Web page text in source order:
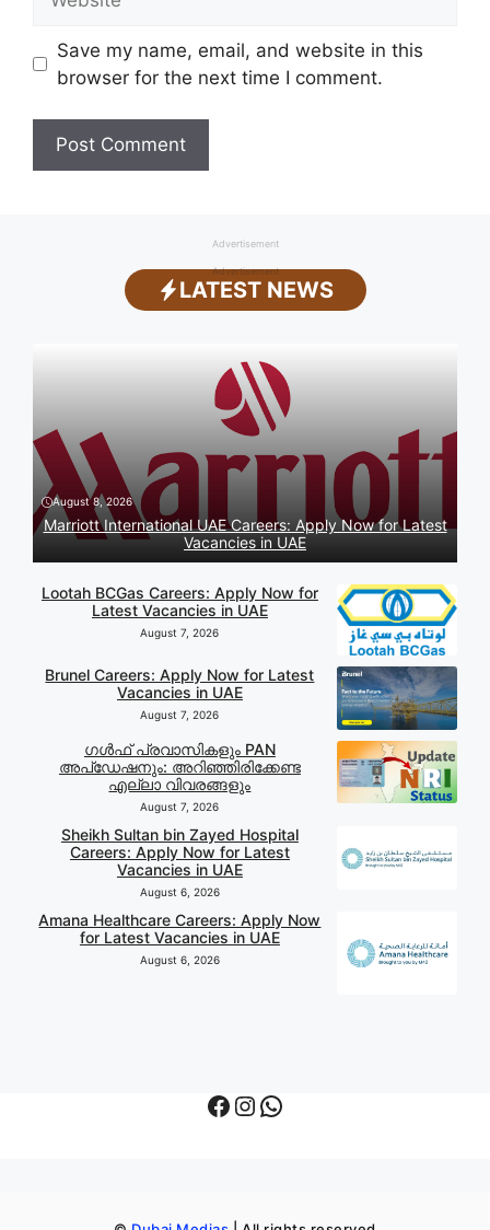
Save my name, email, and website in this
browser for the next time I comment.
Advertisement
Advertisement
LATEST NEWS
August 8, 2026
Marriott International UAE Careers: Apply Now for Latest
Vacancies in UAE
Lootah BCGas Careers: Apply Now for
Latest Vacancies in UAE
August 7, 2026
Brunel Careers: Apply Now for Latest
Vacancies in UAE
August 7, 2026
ഗൾഫ് പ്രവാസികളും PAN
അപ്‌ഡേഷനും: അറിഞ്ഞിരിക്കേണ്ട
എല്ലാ വിവരങ്ങളും
August 7, 2026
Sheikh Sultan bin Zayed Hospital
Careers: Apply Now for Latest
Vacancies in UAE
August 6, 2026
Amana Healthcare Careers: Apply Now
for Latest Vacancies in UAE
August 6, 2026
Facebook Instagram WhatsApp